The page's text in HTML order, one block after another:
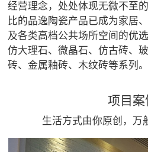
经营理念，处处体现无微不至
比的品逸陶瓷产品已成为家居
及各类高档公共场所空间的优
仿大理石、微晶石、仿古砖、
砖、金属釉砖、木纹砖等系列。
项目案
生活方式由你原创，万